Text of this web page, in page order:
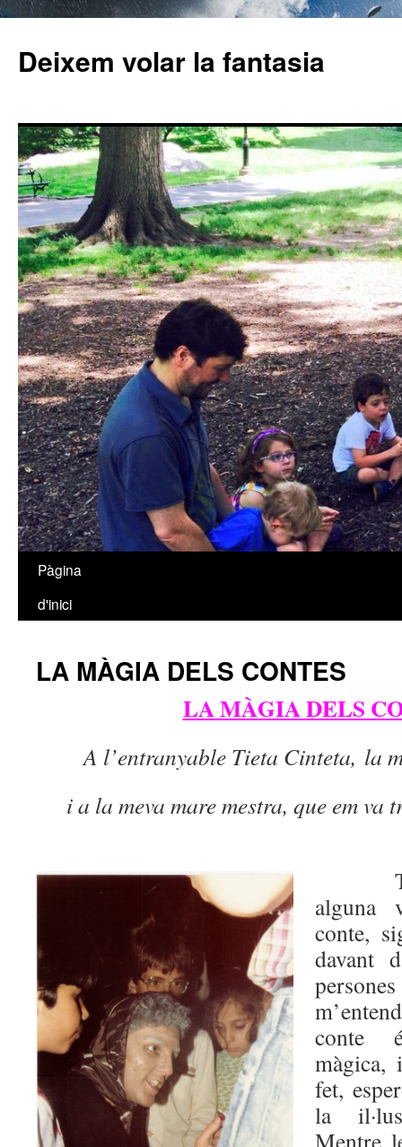
Deixem volar la fantasia
Vés
Pàgina
d'inici
LA MÀGIA DELS CONTES
LA MÀGIA DELS
A l’entranyable Tieta Cinteta, la
i a la meva mare mestra, que em va
alguna
conte,
davant
conte
màgica,
fet,
la
Mentre